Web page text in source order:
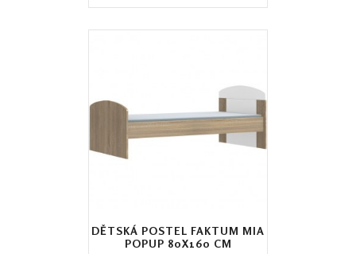
DĚTSKÁ POSTEL FAKTUM MIA
POPUP 80X160 CM